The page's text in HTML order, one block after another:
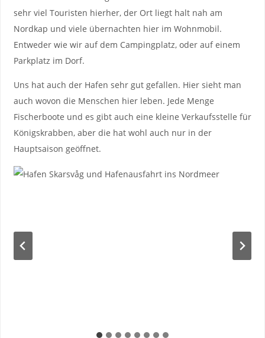
sehr viel Touristen hierher, der Ort liegt halt nah am
Nordkap und viele übernachten hier im Wohnmobil.
Entweder wie wir auf dem Campingplatz, oder auf einem
Parkplatz im Dorf.
Uns hat auch der Hafen sehr gut gefallen. Hier sieht man
auch wovon die Menschen hier leben. Jede Menge
Fischerboote und es gibt auch eine kleine Verkaufsstelle für
Königskrabben, aber die hat wohl auch nur in der
Hauptsaison geöffnet.